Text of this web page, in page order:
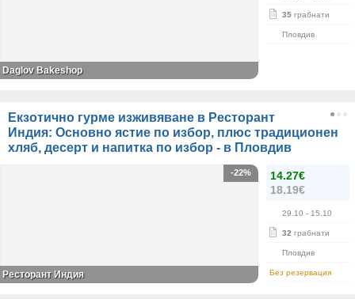
35 грабнати
Пловдив
Daglov Bakeshop
Екзотично гурме изживяване в Ресторант
Индия: Основно ястие по избор, плюс традиционен
хляб, десерт и напитка по избор - в Пловдив
14.27€
18.19€
29.10 - 15.10
32 грабнати
Пловдив
Без резервация
-22%
Ресторант Индия